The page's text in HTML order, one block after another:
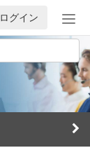
ナ
ビ
ー
シ
ョ
の
開
ログイン